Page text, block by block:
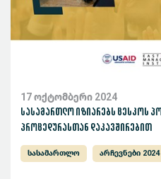
17 ოქტომბერი 2024
სასამართლო იზიარებს ცესკოს
პროცედურასთან დაკავშირებით
სასამართლო არჩევნები 2024